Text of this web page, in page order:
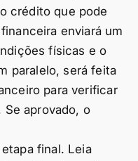
crédito que pode
enviará um
físicas e o
paralelo, será feita
para verificar
Se aprovado, o
final. Leia